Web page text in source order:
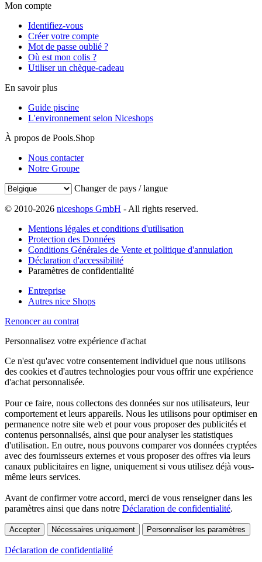
Mon compte
Identifiez-vous
Créer votre compte
Mot de passe oublié ?
Où est mon colis ?
Utiliser un chèque-cadeau
En savoir plus
Guide piscine
L'environnement selon Niceshops
À propos de Pools.Shop
Nous contacter
Notre Groupe
Changer de pays / langue
© 2010-2026 niceshops GmbH - All rights reserved.
Mentions légales et conditions d'utilisation
Protection des Données
Conditions Générales de Vente et politique d'annulation
Déclaration d'accessibilité
Paramètres de confidentialité
Entreprise
Autres nice Shops
Renoncer au contrat
Personnalisez votre expérience d'achat
Ce n'est qu'avec votre consentement individuel que nous utilisons
des cookies et d'autres technologies pour vous offrir une expérience
d'achat personnalisée.
Pour ce faire, nous collectons des données sur nos utilisateurs, leur
comportement et leurs appareils. Nous les utilisons pour optimiser en
permanence notre site web et pour vous proposer des publicités et
contenus personnalisés, ainsi que pour analyser les statistiques
d'utilisation. En outre, nous pouvons comparer vos données cryptées
avec des fournisseurs externes et vous proposer des offres via leurs
canaux publicitaires en ligne, uniquement si vous utilisez déjà vous-
même leurs services.
Avant de confirmer votre accord, merci de vous renseigner dans les
paramètres ainsi que dans notre Déclaration de confidentialité.
Accepter Nécessaires uniquement Personnaliser les paramètres
Déclaration de confidentialité